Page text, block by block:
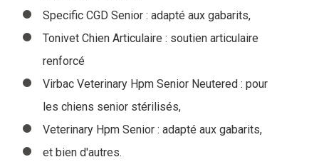
Specific CGD Senior : adapté aux gabarits,
Tonivet Chien Articulaire : soutien articulaire
renforcé
Virbac Veterinary Hpm Senior Neutered : pour
les chiens senior stérilisés,
Veterinary Hpm Senior : adapté aux gabarits,
et bien d'autres.